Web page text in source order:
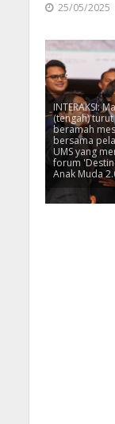
25/05/2025
INTERAKSI:
(tengah) turut
beramah
bersama
UMS yang
forum
Anak Muda